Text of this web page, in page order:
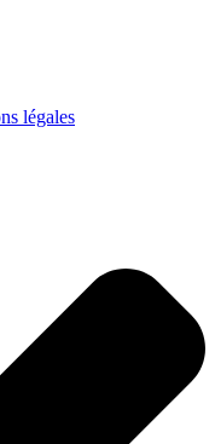
légales